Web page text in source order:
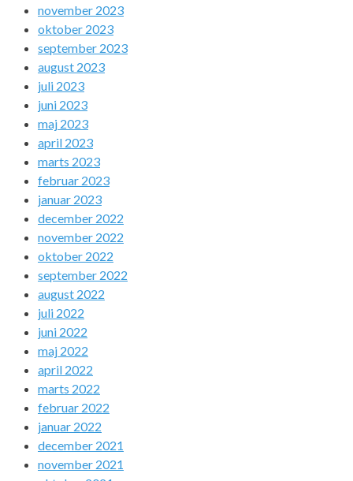
november 2023
oktober 2023
september 2023
august 2023
juli 2023
juni 2023
maj 2023
april 2023
marts 2023
februar 2023
januar 2023
december 2022
november 2022
oktober 2022
september 2022
august 2022
juli 2022
juni 2022
maj 2022
april 2022
marts 2022
februar 2022
januar 2022
december 2021
november 2021